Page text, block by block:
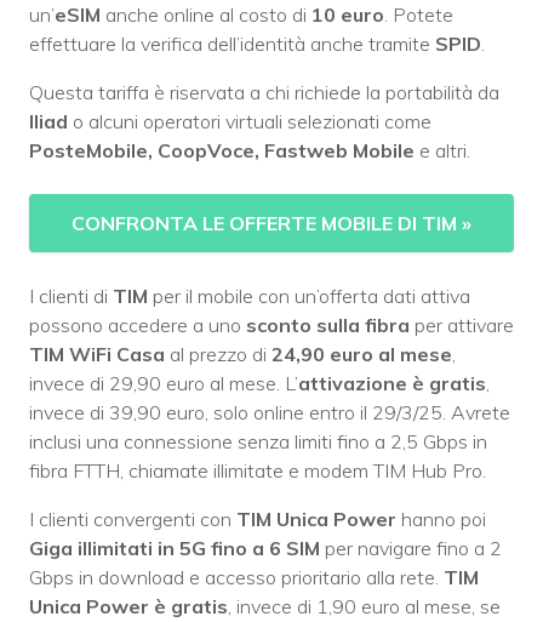
un’eSIM anche online al costo di 10 euro. Potete
effettuare la verifica dell’identità anche tramite SPID.
Questa tariffa è riservata a chi richiede la portabilità da
Iliad o alcuni operatori virtuali selezionati come
PosteMobile, CoopVoce, Fastweb Mobile e altri.
CONFRONTA LE OFFERTE MOBILE DI TIM »
I clienti di TIM per il mobile con un’offerta dati attiva
possono accedere a uno sconto sulla fibra per attivare
TIM WiFi Casa al prezzo di 24,90 euro al mese,
invece di 29,90 euro al mese. L’attivazione è gratis,
invece di 39,90 euro, solo online entro il 29/3/25. Avrete
inclusi una connessione senza limiti fino a 2,5 Gbps in
fibra FTTH, chiamate illimitate e modem TIM Hub Pro.
I clienti convergenti con TIM Unica Power hanno poi
Giga illimitati in 5G fino a 6 SIM per navigare fino a 2
Gbps in download e accesso prioritario alla rete. TIM
Unica Power è gratis, invece di 1,90 euro al mese, se